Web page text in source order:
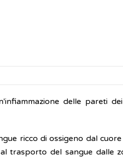
delle pareti
ricco di ossigeno dal
trasporto del sangue dalle